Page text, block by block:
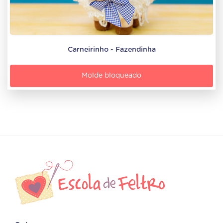
Carneirinho - Fazendinha
Molde bloqueado